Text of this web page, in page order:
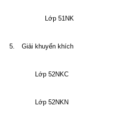
Lớp 51NK
5. Giải khuyến khích
Lớp 52NKC
Lớp 52NKN